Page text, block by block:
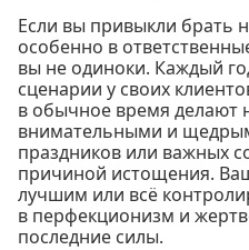
Если вы привыкли брать
особенно в
вы не одиноки. Каждый
сценарии у своих
в обычное время делают
внимательными и
праздников или важных
причиной истощения.
лучшим или всё
в перфекционизм и
последние силы.